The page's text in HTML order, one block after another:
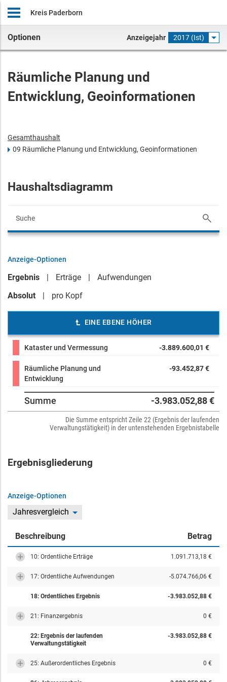
Kreis Paderborn
Optionen Anzeigejahr 2017 (Ist)
Räumliche Planung und
Entwicklung, Geoinformationen
Gesamthaushalt
09 Räumliche Planung und Entwicklung, Geoinformationen
Haushaltsdiagramm
Anzeige-Optionen
Ergebnis Erträge
Aufwendungen
Absolut
pro Kopf
EINE EBENE HÖHER
Kataster und Vermessung -3.889.600,01 €
Räumliche Planung und
Entwicklung
-93.452,87 €
Summe -3.983.052,88 €
Die Summe entspricht Zeile 22 (Ergebnis der laufenden
Verwaltungstätigkeit) in der untenstehenden Ergebnistabelle
Ergebnisgliederung
Anzeige-Optionen
Jahresvergleich
Beschreibung Betrag
10: Ordentliche Erträge 1.091.713,18 €
17: Ordentliche Aufwendungen -5.074.766,06 €
18: Ordentliches Ergebnis -3.983.052,88 €
21: Finanzergebnis 0 €
22: Ergebnis der laufenden
Verwaltungstätigkeit
-3.983.052,88 €
25: Außerordentliches Ergebnis 0 €